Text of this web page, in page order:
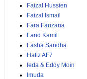
Faizal Hussien
Faizal Ismail
Fara Fauzana
Farid Kamil
Fasha Sandha
Hafiz AF7
Ieda & Eddy Moin
Imuda